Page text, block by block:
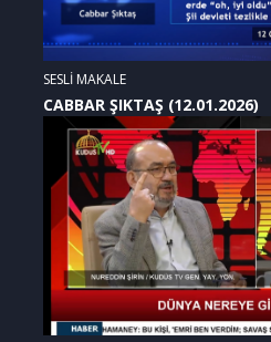
SESLİ MAKALE
CABBAR ŞIKTAŞ (12.01.2026)